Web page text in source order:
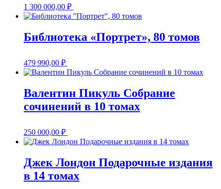
1 300 000,00 ₽
Библиотека «Портрет», 80 томов
479 990,00 ₽
Валентин Пикуль Собрание
сочинений в 10 томах
250 000,00 ₽
Джек Лондон Подарочные издания
в 14 томах